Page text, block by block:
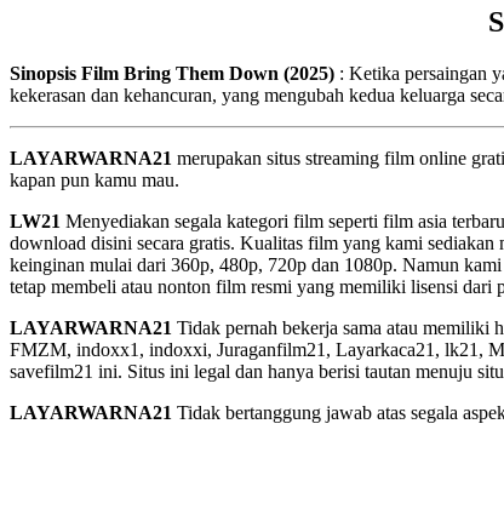
Sinopsis Film Bring Them Down (2025) : Ketika persaingan
kekerasan dan kehancuran, yang mengubah kedua keluarga
LAYARWARNA21 merupakan situs streaming film online
kapan pun kamu mau.
LW21 Menyediakan segala kategori film seperti film asia
download disini secara gratis. Kualitas film yang kami
keinginan mulai dari 360p, 480p, 720p dan 1080p. Namun
tetap membeli atau nonton film resmi yang memiliki lisensi dari
LAYARWARNA21 Tidak pernah bekerja sama atau
FMZM, indoxx1, indoxxi, Juraganfilm21, Layarkaca21, lk21,
savefilm21 ini. Situs ini legal dan hanya berisi tautan menuju
LAYARWARNA21 Tidak bertanggung jawab atas segala